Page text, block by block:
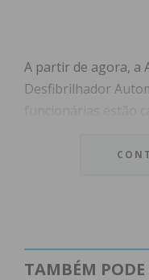
A partir de agora, a
Desfibrilhador
instituição.
tendo sido
TAMBÉM PODE